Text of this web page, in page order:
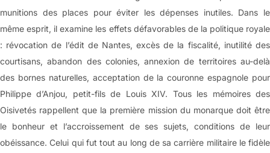
munitions des places pour éviter les dépenses inutiles. Dans le
même esprit, il examine les effets défavorables de la politique royale
: révocation de l’édit de Nantes, excès de la fiscalité, inutilité des
courtisans, abandon des colonies, annexion de territoires au-delà
des bornes naturelles, acceptation de la couronne espagnole pour
Philippe d’Anjou, petit-fils de Louis XIV. Tous les mémoires des
Oisivetés rappellent que la première mission du monarque doit être
le bonheur et l’accroissement de ses sujets, conditions de leur
obéissance. Celui qui fut tout au long de sa carrière militaire le fidèle